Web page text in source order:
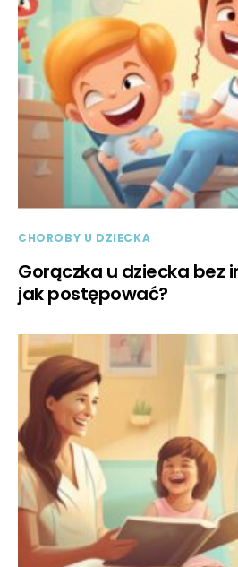
CHOROBY U DZIECKA
Gorączka u dziecka bez
jak postępować?